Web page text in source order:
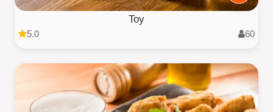
Toy
5.0 60